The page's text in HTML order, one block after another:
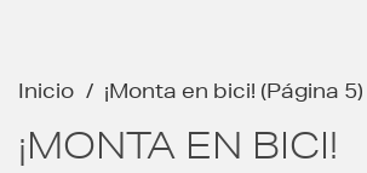
Inicio / ¡Monta en bici! (Página 5)
¡MONTA EN BICI!